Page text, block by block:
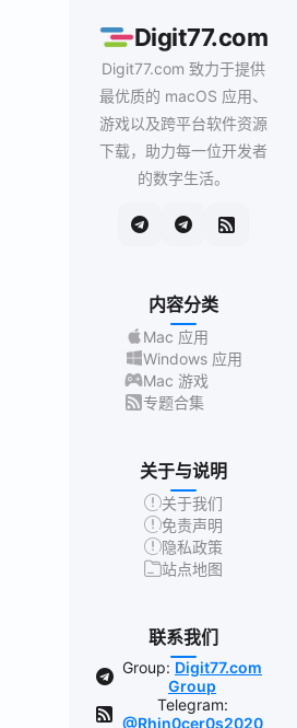
Digit77.com
Digit77.com 致力于提供
最优质的 macOS 应用、
游戏以及跨平台软件资源
下载，助力每一位开发者
的数字生活。
内容分类
Mac 应用
Windows 应用
Mac 游戏
专题合集
关于与说明
关于我们
免责声明
隐私政策
站点地图
联系我们
Group: Digit77.com
Group
Telegram:
@Rhin0cer0s2020